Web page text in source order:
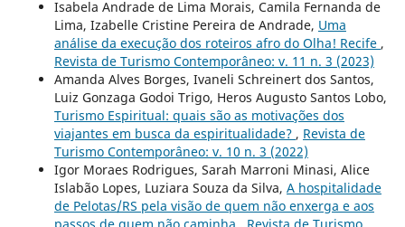
Isabela Andrade de Lima Morais, Camila Fernanda de
Lima, Izabelle Cristine Pereira de Andrade, Uma
análise da execução dos roteiros afro do Olha! Recife ,
Revista de Turismo Contemporâneo: v. 11 n. 3 (2023)
Amanda Alves Borges, Ivaneli Schreinert dos Santos,
Luiz Gonzaga Godoi Trigo, Heros Augusto Santos Lobo,
Turismo Espiritual: quais são as motivações dos
viajantes em busca da espiritualidade? , Revista de
Turismo Contemporâneo: v. 10 n. 3 (2022)
Igor Moraes Rodrigues, Sarah Marroni Minasi, Alice
Islabão Lopes, Luziara Souza da Silva, A hospitalidade
de Pelotas/RS pela visão de quem não enxerga e aos